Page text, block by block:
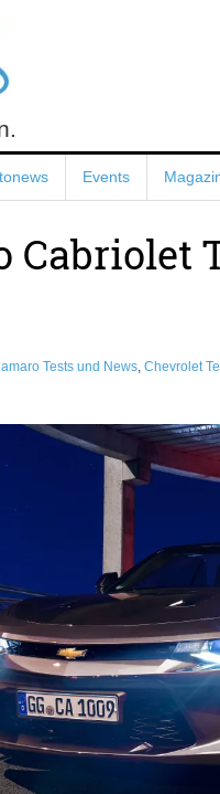
Events
Cabriolet
Tests und News, Chevrolet